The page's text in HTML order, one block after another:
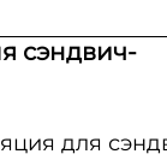
сэндвич-
для